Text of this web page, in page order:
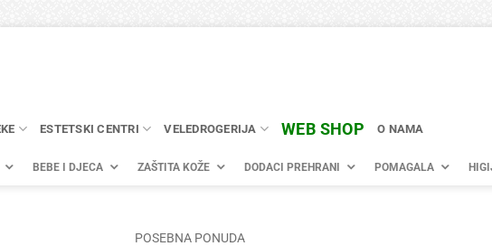
ESTETSKI CENTRI VELEDROGERIJA WEB SHOP O NAMA
BEBE I DJECA ZAŠTITA KOŽE DODACI PREHRANI POMAGALA
POSEBNA PONUDA